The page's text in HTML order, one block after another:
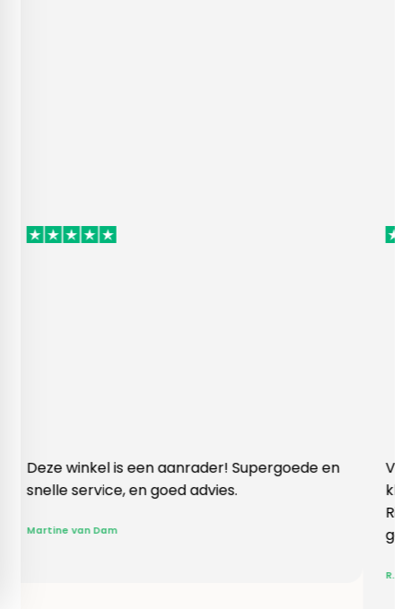
is een aanrader! Supergoede en
en goed advies.
Dam
Vlotte
klopte
Rieneke,
gegeven